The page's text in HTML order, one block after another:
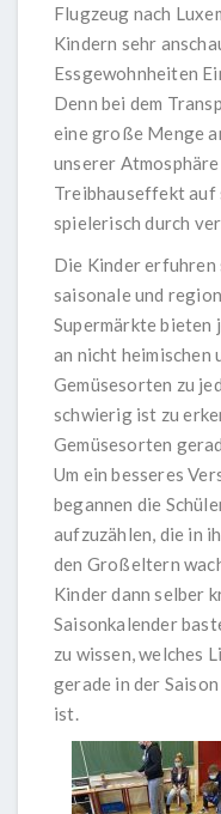
Flugzeug nach
Kindern sehr
Essgewohnheiten
Denn bei dem
eine große Menge
unserer
Treibhauseffekt auf
spielerisch durch
Die Kinder erfuhren
saisonale und
Supermärkte bieten
an nicht heimischen
Gemüsesorten zu
schwierig ist zu
Gemüsesorten
Um ein besseres
begannen die
aufzuzählen, die in
den Großeltern
Kinder dann selber
Saisonkalender
zu wissen, welches
gerade in der
ist.